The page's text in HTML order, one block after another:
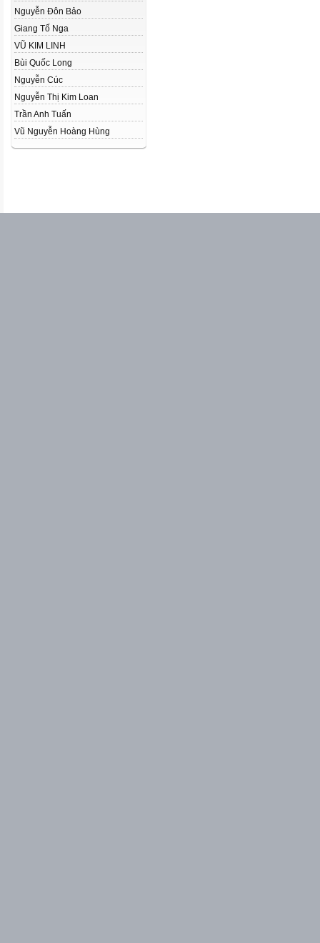
Nguyễn Đôn Bảo
Giang Tố Nga
VŨ KIM LINH
Bùi Quốc Long
Nguyễn Cúc
Nguyễn Thị Kim Loan
Trần Anh Tuấn
Vũ Nguyễn Hoàng Hùng